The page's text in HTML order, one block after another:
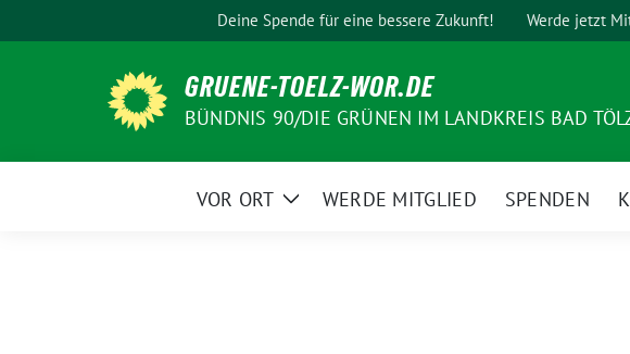
zum
Deine Spende für eine bessere Zukunft! Werde jetzt
GRUENE-TOELZ-WOR.DE
BÜNDNIS 90/DIE GRÜNEN IM LANDKREIS BAD
VOR ORT
ZeigeWERDE MITGLIED SPENDEN